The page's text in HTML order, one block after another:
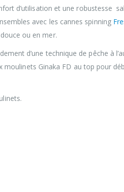
d’utilisation et une robustesse
avec les cannes spinning
ou en mer.
d’une technique de pêche à
moulinets Ginaka FD au top pour